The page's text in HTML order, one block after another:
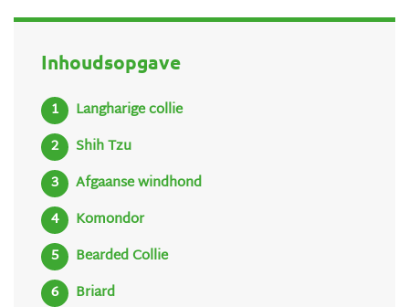
Inhoudsopgave
Langharige collie
Shih Tzu
Afgaanse windhond
Komondor
Bearded Collie
Briard